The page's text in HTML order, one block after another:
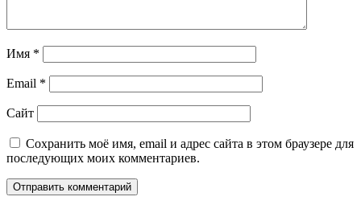
Имя *
Email *
Сайт
Сохранить моё имя, email и адрес сайта в этом браузере для
последующих моих комментариев.